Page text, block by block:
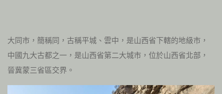
大同市，簡稱同，古稱平城、雲中，是山西省下轄的地級市，
中國九大古都之一，是山西省第二大城市，位於山西省北部，
晉冀蒙三省區交界。